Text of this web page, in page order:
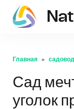
Главная
Сад
уголок